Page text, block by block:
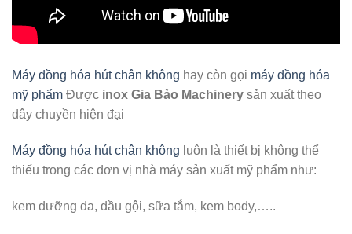
Máy đồng hóa hút chân không hay còn gọi máy đồng hóa
mỹ phẩm Được inox Gia Bảo Machinery sản xuất theo
dây chuyền hiện đại
Máy đồng hóa hút chân không luôn là thiết bị không thể
thiếu trong các đơn vị nhà máy sản xuất mỹ phẩm như:
kem dưỡng da, dầu gội, sữa tắm, kem body,…..